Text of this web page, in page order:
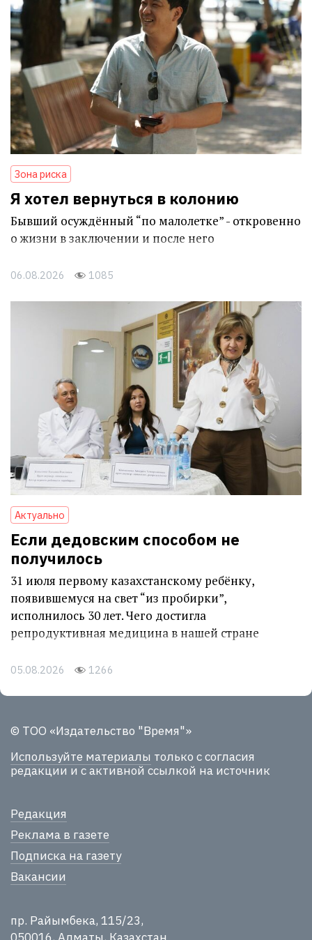
Зона риска
Я хотел вернуться в колонию
Бывший осуждённый “по малолетке” - откровенно
о жизни в заключении и после него
06.08.2026 1085
Актуально
Если дедовским способом не
получилось
31 июля первому казахстанскому ребёнку,
появившемуся на свет “из пробирки”,
исполнилось 30 лет. Чего достигла
репродуктивная медицина в нашей стране
05.08.2026 1266
© ТОО «Издательство "Время"»
Используйте материалы только с согласия
редакции и с активной ссылкой на источник
Редакция
Реклама в газете
Подписка на газету
Вакансии
пр. Райымбека, 115/23,